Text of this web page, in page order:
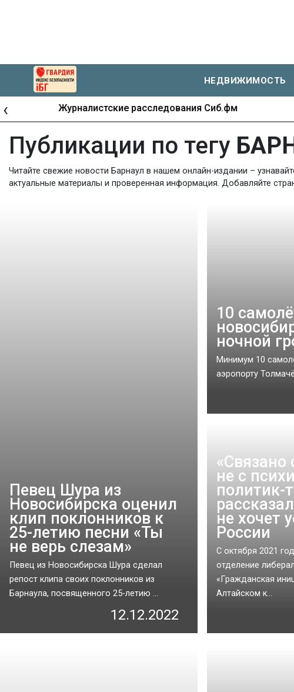
НЕДВИЖИМОСТЬ
Журналистские расследования Сиб.фм
‹
Публикации по тегу
Читайте свежие новости Барнаул в нашем онлайн-издании –
актуальные материалы и проверенная информация. Добавляйте
Певец Шура из
Новосибирска оценил
клип поклонников к
25-летию песни «Ты
не верь слезам»
Певец из Новосибирска Шура сделал
репост клипа своих поклонников из
Барнаула, посвященного 25-летию ...
12.12.2022
10
ночной
Минимум 10
аэропорту
«Связано
не с
политик-
не хочет
России
С октября 2021
отделение
«Гражданская
Алтайском к...